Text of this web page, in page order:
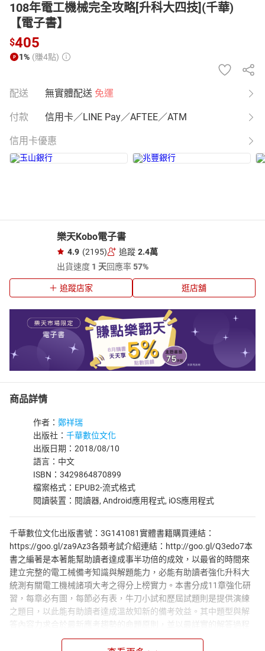
108年電工機械完全攻略[升科大四技](千華)
【電子書】
$405
1% (賺4點)
配送 無實體配送 免運
付款 信用卡／LINE Pay／AFTEE／ATM
信用卡優惠
樂天Kobo電子書
4.9 (2195) 追蹤 2.4萬
出貨速度 1 天回應率57%
追蹤店家 逛店舖
商品詳情
作者： 鄭祥瑞
出版社： 千華數位文化
出版日期：2018/08/10
語言：中文
ISBN：3429864870899
檔案格式：EPUB2-流式格式
閱讀裝置：閱讀器, Android應用程式, iOS應用程式
千華數位文化出版書號：3G141081實體書籍購買連結：
https://goo.gl/za9Az3各類考試介紹連結：http://goo.gl/Q3edo7本
書之編著是本著能幫助讀者達成事半功倍的成效，以最省的時間來
建立完整的電工械備考知識與解題能力，必能有助讀者強化升科大
統測有關電工機械諸項大考之得分上榜實力。本書分成11章強化研
習，每章必有圖，每節必有表，牛刀小試和歷屆試題則是提供演練
之題目，以此能有助讀者達成溫故知新的備考效益。其中題型與解
答內容力求合於最新應考趨勢的命題原則，並以最詳實的解答過程
以利讀者自我檢測後方便核答，相信對解題實力之提升定大有可